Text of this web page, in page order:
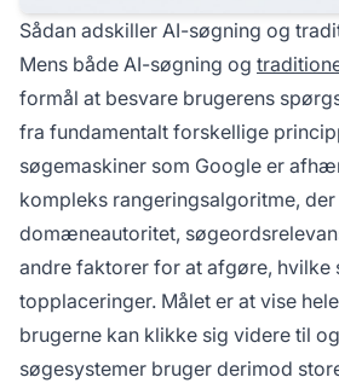
Sådan adskiller AI-søgning og
Mens både AI-søgning og
formål at besvare brugerens
fra fundamentalt forskellige
søgemaskiner som Google er
kompleks rangeringsalgoritme,
domæneautoritet,
andre faktorer for at afgøre, hvilke
topplaceringer. Målet er at vise
brugerne kan klikke sig videre til
søgesystemer bruger derimod